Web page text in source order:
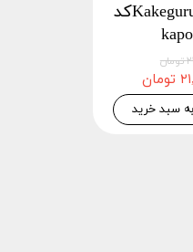
پوستر Kakeguruiکد
سبد خرید